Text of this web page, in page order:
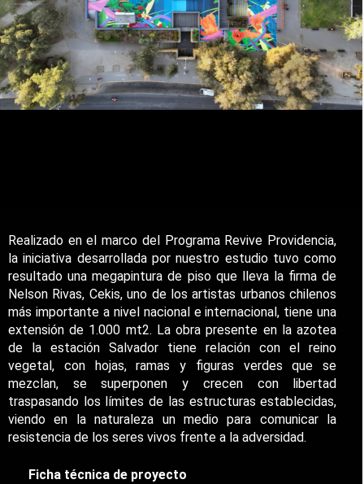
Realizado en el marco del Programa Revive Providencia,
la iniciativa desarrollada por nuestro estudio tuvo como
resultado unamegapintura de piso que lleva la firma de
Nelson Rivas, Cekis, uno de los artistas urbanos chilenos
más importante a nivel nacional e internacional, tiene una
extensión de 1.000 mt2. La obra presente en la azotea
de la estación Salvador tiene relación con el reino
vegetal, con hojas, ramas y figuras verdes que se
mezclan, se superponen y crecen con libertad
traspasando los límites de las estructuras establecidas,
viendo en la naturaleza un medio para comunicar la
resistencia de los seres vivos frente a la adversidad.
Ficha técnica de proyecto